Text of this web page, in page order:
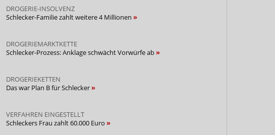
DROGERIE-INSOLVENZ
Schlecker-Familie zahlt weitere 4 Millionen
DROGERIEMARKTKETTE
Schlecker-Prozess: Anklage schwächt Vorwürfe ab
DROGERIEKETTEN
Das war Plan B für Schlecker
VERFAHREN EINGESTELLT
Schleckers Frau zahlt 60.000 Euro